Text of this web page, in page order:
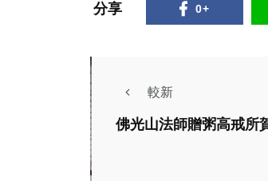
分享 0+
較新
佛光山法師贈粥高戒所
社會 宗教